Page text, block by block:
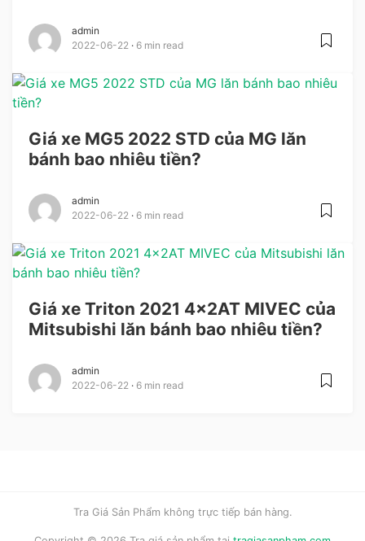
admin
2022-06-22
6 min read
Giá xe MG5 2022 STD của MG lăn
bánh bao nhiêu tiền?
admin
2022-06-22
6 min read
Giá xe Triton 2021 4x2AT MIVEC của
Mitsubishi lăn bánh bao nhiêu tiền?
admin
2022-06-22
6 min read
Tra Giá Sản Phẩm không trực tiếp bán hàng.